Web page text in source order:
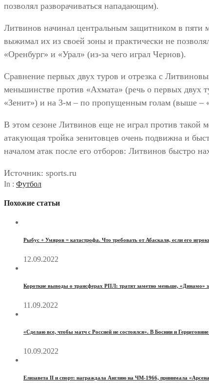
позволял разворачиваться нападающим).
Литвинов начинал центральным защитником в пяти
выжимал их из своей зоны и практически не
«Оренбург» и «Урал» (из-за чего играл Чернов).
Сравнение первых двух туров и отрезка с
меньшинстве против «Ахмата» (речь о первых двух
«Зенит») и на 3-м – по пропущенным голам (выше –
В этом сезоне Литвинов еще не играл против такой
атакующая тройка зенитовцев очень подвижна и
началом атак после его отборов: Литвинов быстро
Источник: sports.ru
In : Футбол
Похожие статьи
Рыбус + Умяров = катастрофа. Что требовать от Абаскаля, если его
12.09.2022
Короткие выводы о трансферах РПЛ: тратят заметно меньше,
11.09.2022
«Сделаю все, чтобы матч с Россией не состоялся». В Боснии и
10.09.2022
Елизавета II и спорт: награждала Англию на ЧМ-1966, принимала